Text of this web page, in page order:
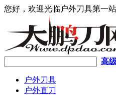
您好，欢迎光临户外刀具第一
高
户外刀具
户外直刀